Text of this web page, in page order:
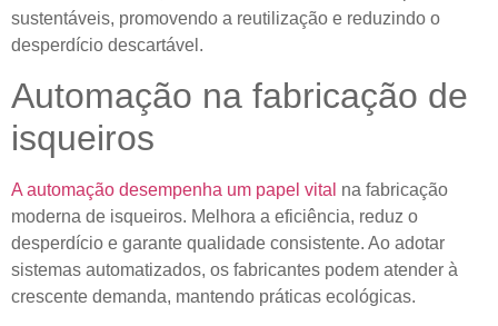
sustentáveis, promovendo a reutilização e reduzindo o
desperdício descartável.
Automação na fabricação de
isqueiros
A automação desempenha um papel vital na fabricação
moderna de isqueiros. Melhora a eficiência, reduz o
desperdício e garante qualidade consistente. Ao adotar
sistemas automatizados, os fabricantes podem atender à
crescente demanda, mantendo práticas ecológicas.